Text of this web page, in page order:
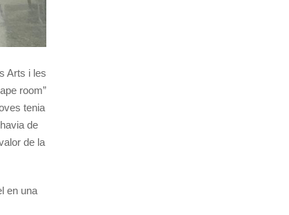
Arts i les
room”
tenia
de
de la
en una